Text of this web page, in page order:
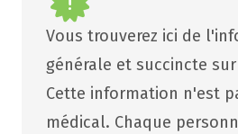
Vous trouverez ici de
générale et succincte
Cette information n'est
médical. Chaque